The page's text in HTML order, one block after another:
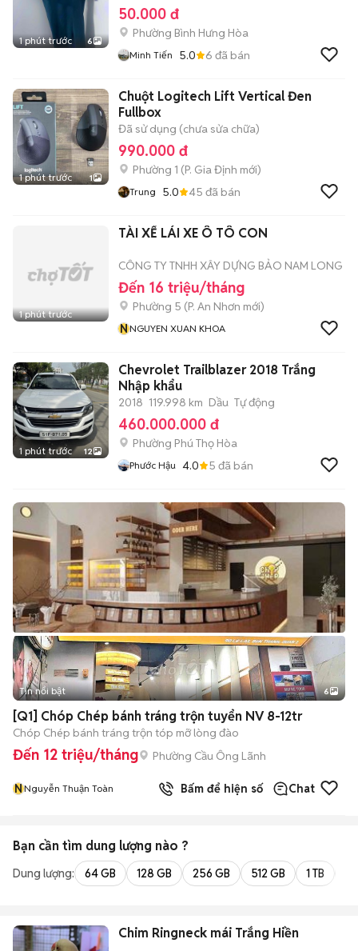
1 phút trước 6
50.000 đ
Phường Bình Hưng Hòa
Minh Tiến 5.0 6 đã bán
1 phút trước 1
Chuột Logitech Lift Vertical Đen
Fullbox
Đã sử dụng (chưa sửa chữa)
990.000 đ
Phường 1 (P. Gia Định mới)
Trung 5.0 45 đã bán
1 phút trước
TÀI XẾ LÁI XE Ô TÔ CON
CÔNG TY TNHH XÂY DỰNG BẢO NAM LONG
Đến 16 triệu/tháng
Phường 5 (P. An Nhơn mới)
NNGUYEN XUAN KHOA
1 phút trước 12
Chevrolet Trailblazer 2018 Trắng
Nhập khẩu
2018 119.998 km Dầu Tự động
460.000.000 đ
Phường Phú Thọ Hòa
Phước Hậu 4.0 5 đã bán
+2
Tin nổi bật 6
[Q1] Chóp Chép bánh tráng trộn tuyển NV 8-12tr
Chóp Chép bánh tráng trộn tóp mỡ lòng đào
Đến 12 triệu/tháng Phường Cầu Ông Lãnh
NNguyễn Thuận Toàn Bấm để hiện số Chat
Bạn cần tìm dung lượng nào ?
Dung lượng: 64 GB 128 GB 256 GB 512 GB 1 TB
Chim Ringneck mái Trắng Hiền